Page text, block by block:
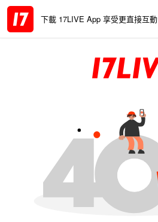
下載 17LIVE App 享受更直接互動